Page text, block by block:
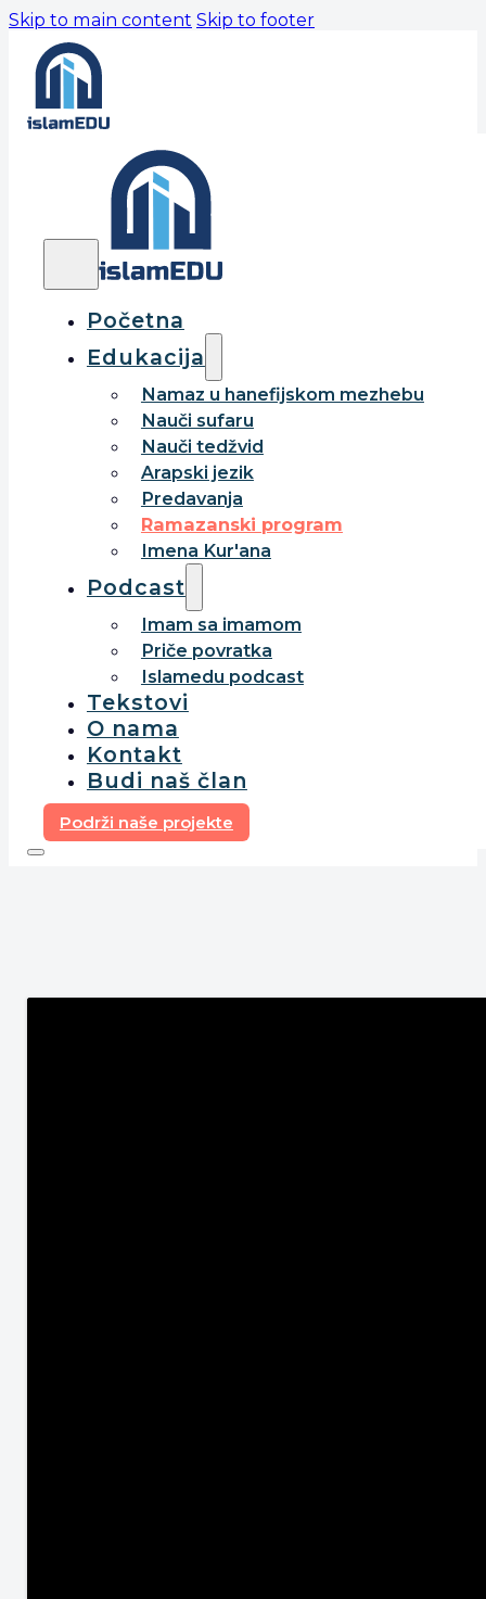
Skip to main content Skip to footer
Početna
Edukacija
Namaz u hanefijskom mezhebu
Nauči sufaru
Nauči tedžvid
Arapski jezik
Predavanja
Ramazanski program
Imena Kur'ana
Podcast
Imam sa imamom
Priče povratka
Islamedu podcast
Tekstovi
O nama
Kontakt
Budi naš član
Podrži naše projekte